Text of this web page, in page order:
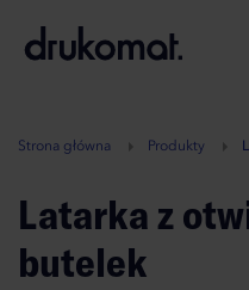
A
Strona główna Produkty
Latarka z otwieraczem do
butelek